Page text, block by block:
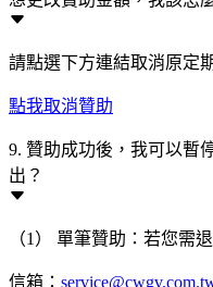
請點選下方連結取消原定
點我取消贊助
9. 贊助成功後，我可以暫
出？
（1） 單筆贊助：若您需
信箱：